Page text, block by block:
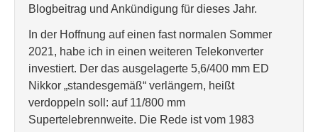
Blogbeitrag und Ankündigung für dieses Jahr.
In der Hoffnung auf einen fast normalen Sommer
2021, habe ich in einen weiteren Telekonverter
investiert. Der das ausgelagerte 5,6/400 mm ED
Nikkor „standesgemäß“ verlängern, heißt
verdoppeln soll: auf 11/800 mm
Supertelebrennweite. Die Rede ist vom 1983